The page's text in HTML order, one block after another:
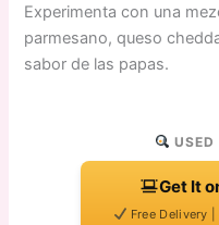
Experimenta con una
parmesano, queso
sabor de las papas.
USED
Get It
Free Delivery |